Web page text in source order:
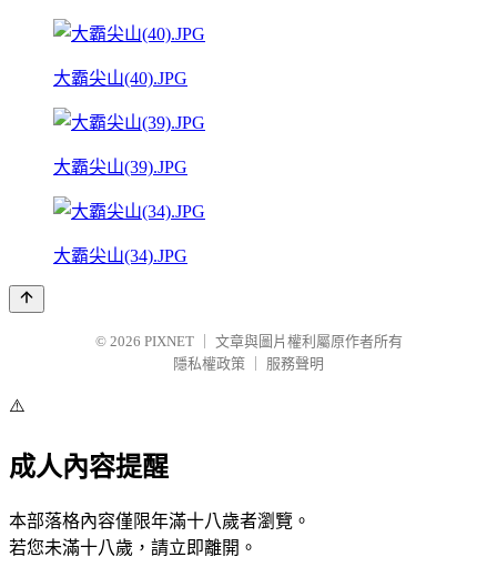
大霸尖山(40).JPG
大霸尖山(39).JPG
大霸尖山(34).JPG
© 2026 PIXNET
文章與圖片權利屬原作者所有
隱私權政策
服務聲明
⚠️
成人內容提醒
本部落格內容僅限年滿十八歲者瀏覽。
若您未滿十八歲，請立即離開。